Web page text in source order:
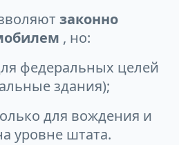
законно
, но:
федеральных целей
здания);
для вождения и
уровне штата.